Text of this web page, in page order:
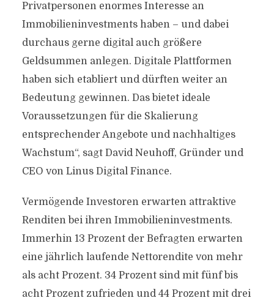
Privatpersonen enormes Interesse an
Immobilieninvestments haben – und dabei
durchaus gerne digital auch größere
Geldsummen anlegen. Digitale Plattformen
haben sich etabliert und dürften weiter an
Bedeutung gewinnen. Das bietet ideale
Voraussetzungen für die Skalierung
entsprechender Angebote und nachhaltiges
Wachstum“, sagt David Neuhoff, Gründer und
CEO von Linus Digital Finance.
Vermögende Investoren erwarten attraktive
Renditen bei ihren Immobilieninvestments.
Immerhin 13 Prozent der Befragten erwarten
eine jährlich laufende Nettorendite von mehr
als acht Prozent. 34 Prozent sind mit fünf bis
acht Prozent zufrieden und 44 Prozent mit drei